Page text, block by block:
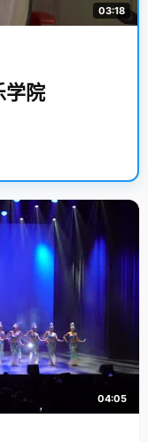
03:18
学院
04:05